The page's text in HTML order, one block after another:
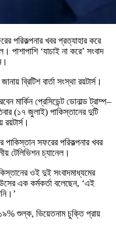
পরিকল্পনার খবর প্রত্যাহার করে
পাশাপাশি ‘যাচাই না করে’ সংবাদ
ব্রিটিশ বার্তা সংস্থা রয়টার্স।
মার্কিন প্রেসিডেন্ট ডোনাল্ড ট্রাম্প–
(১৭ জুলাই) পাকিস্তানের দুটি
পাকিস্তান সফরের পরিকল্পনার খবর
টেলিভিশন চ্যানেল।
ওই দুই সংবাদমাধ্যমের
এক কর্মকর্তা বলেছেন, ‘এই
১৯% শুল্ক, ভিয়েতনাম চুক্তি প্রায়